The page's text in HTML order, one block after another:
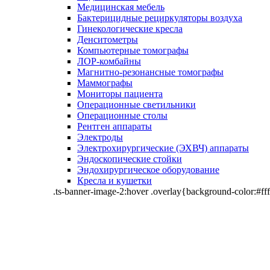
Медицинская мебель
Бактерицидные рециркуляторы воздуха
Гинекологические кресла
Денситометры
Компьютерные томографы
ЛОР-комбайны
Магнитно-резонансные томографы
Маммографы
Мониторы пациента
Операционные светильники
Операционные столы
Рентген аппараты
Электроды
Электрохирургические (ЭХВЧ) аппараты
Эндоскопические стойки
Эндохирургическое оборудование
Кресла и кушетки
.ts-banner-image-2:hover .overlay{background-